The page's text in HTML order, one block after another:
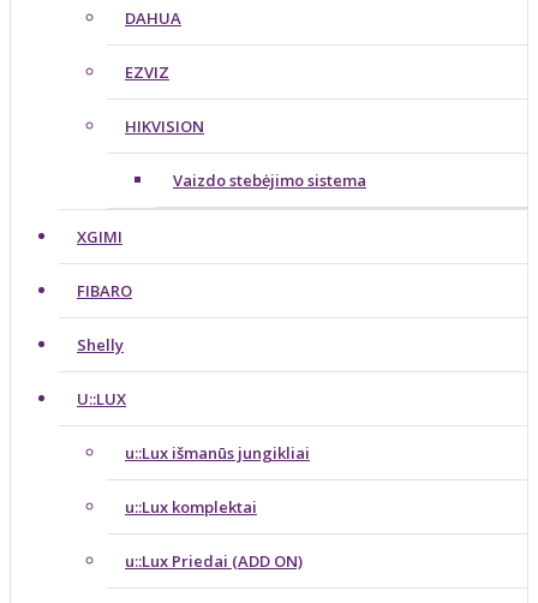
DAHUA
EZVIZ
HIKVISION
Vaizdo stebėjimo sistema
XGIMI
FIBARO
Shelly
U::LUX
u::Lux išmanūs jungikliai
u::Lux komplektai
u::Lux Priedai (ADD ON)